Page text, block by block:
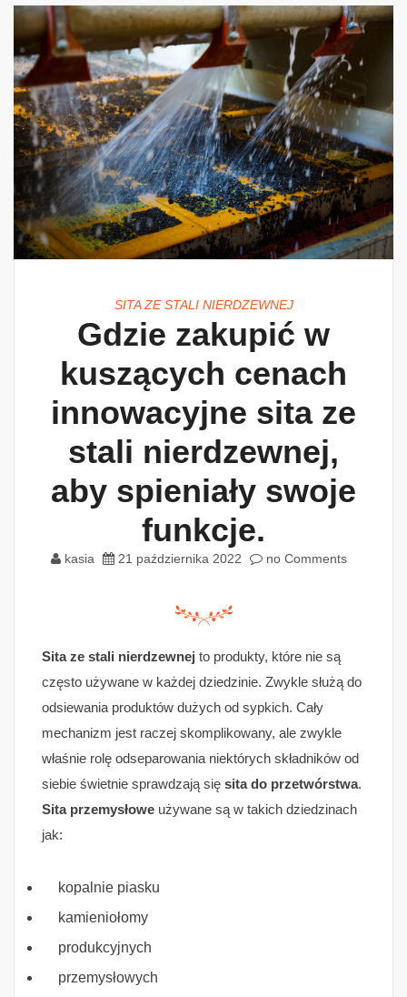
SITA ZE STALI NIERDZEWNEJ
Gdzie zakupić w
kuszących cenach
innowacyjne sita ze
stali nierdzewnej,
aby spieniały swoje
funkcje.
kasia 21 października 2022 no Comments
Sita ze stali nierdzewnej to produkty, które nie są
często używane w każdej dziedzinie. Zwykle służą do
odsiewania produktów dużych od sypkich. Cały
mechanizm jest raczej skomplikowany, ale zwykle
właśnie rolę odseparowania niektórych składników od
siebie świetnie sprawdzają się sita do przetwórstwa.
Sita przemysłowe używane są w takich dziedzinach
jak:
kopalnie piasku
kamieniołomy
produkcyjnych
przemysłowych